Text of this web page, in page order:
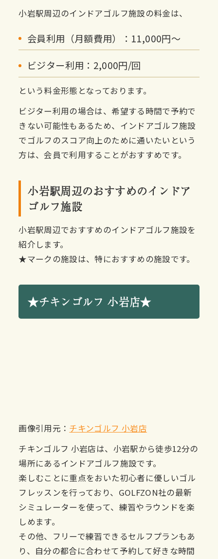
小岩駅周辺のインドアゴルフ施設の料金は、
会員利用（月額費用）：11,000円〜
ビジター利用：2,000円/回
という料金形態となっております。
ビジター利用の場合は、希望する時間で予約で
きない可能性もあるため、インドアゴルフ施設
でゴルフのスコア向上のために通いたいという
方は、会員で利用することがおすすめです。
小岩駅周辺のおすすめのインドア
ゴルフ施設
小岩駅周辺でおすすめのインドアゴルフ施設を
紹介します。
★マークの施設は、特におすすめの施設です。
★チキンゴルフ 小岩店★
画像引用元：​​ チキンゴルフ 小岩店
​​チキンゴルフ 小岩店は、小岩駅から徒歩12分の
場所にあるインドアゴルフ施設です。
楽しむことに重点をおいた初心者に優しいゴル
フレッスンを行っており、GOLFZON社の最新
シミュレーターを使って、練習やラウンドを楽
しめます。
その他、フリーで練習できるセルフプランもあ
り、自分の都合に合わせて予約して好きな時間